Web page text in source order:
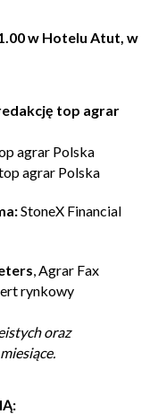
w Hotelu Atut, w
top agrar
agrar Polska
agrar Polska
StoneX Financial
, Agrar Fax
rynkowy
oraz